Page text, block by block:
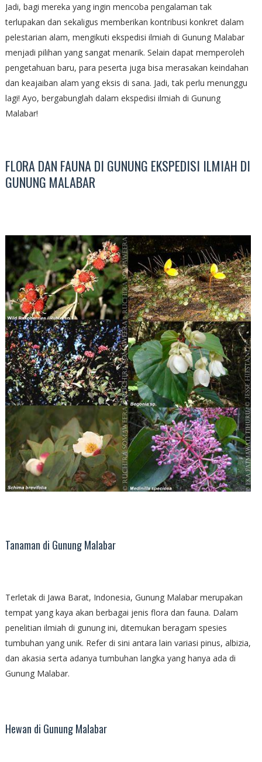
Jadi, bagi mereka yang ingin mencoba pengalaman tak
terlupakan dan sekaligus memberikan kontribusi konkret dalam
pelestarian alam, mengikuti ekspedisi ilmiah di Gunung Malabar
menjadi pilihan yang sangat menarik. Selain dapat memperoleh
pengetahuan baru, para peserta juga bisa merasakan keindahan
dan keajaiban alam yang eksis di sana. Jadi, tak perlu menunggu
lagi! Ayo, bergabunglah dalam ekspedisi ilmiah di Gunung
Malabar!
FLORA DAN FAUNA DI GUNUNG EKSPEDISI ILMIAH DI
GUNUNG MALABAR
Tanaman di Gunung Malabar
Terletak di Jawa Barat, Indonesia, Gunung Malabar merupakan
tempat yang kaya akan berbagai jenis flora dan fauna. Dalam
penelitian ilmiah di gunung ini, ditemukan beragam spesies
tumbuhan yang unik. Refer di sini antara lain variasi pinus, albizia,
dan akasia serta adanya tumbuhan langka yang hanya ada di
Gunung Malabar.
Hewan di Gunung Malabar